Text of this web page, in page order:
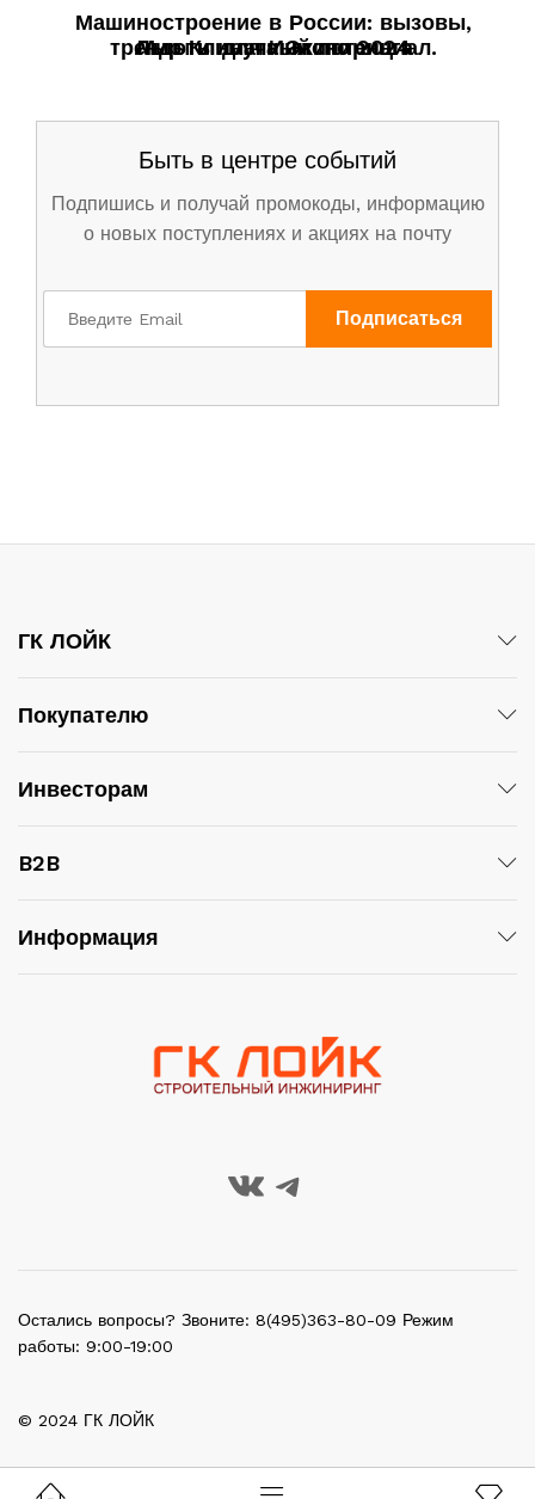
Машиностроение в России: вызовы,
тренды и научный потенциал.
Льготы для Инжиниринга
Мир Климата Экспо 2024
Быть в центре событий
Подпишись и получай промокоды, информацию
о новых поступлениях и акциях на почту
ГК ЛОЙК
Покупателю
Инвесторам
B2B
Информация
© 2024 ГК ЛОЙК
Остались вопросы? Звоните: 8(495)363-80-09 Режим
работы: 9:00-19:00